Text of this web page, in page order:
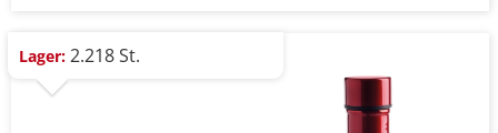
Lager: 2.218 St.